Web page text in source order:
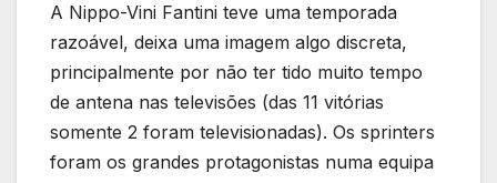
A Nippo-Vini Fantini teve uma temporada
razoável, deixa uma imagem algo discreta,
principalmente por não ter tido muito tempo
de antena nas televisões (das 11 vitórias
somente 2 foram televisionadas). Os sprinters
foram os grandes protagonistas numa equipa